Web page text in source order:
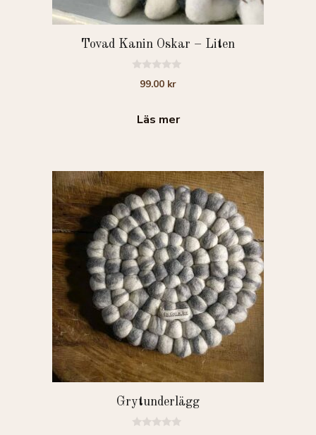
Tovad Kanin Oskar – Liten
99.00 kr
Läs mer
Grytunderlägg